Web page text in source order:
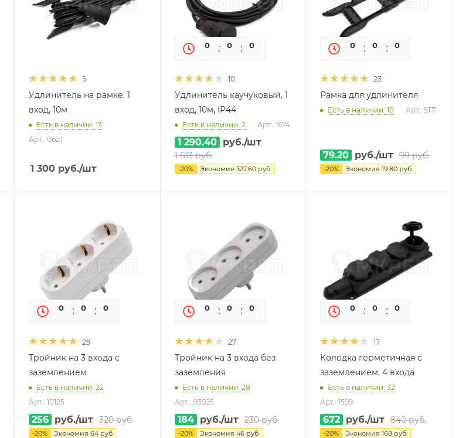
5
Удлинитель на рамке, 1
вход, 10м
Есть в наличии: 13
Арт.: 0621
1 300 руб./шт
0 0 0
10
Удлинитель каучуковый, 1
вход, 10м, IP44
Есть в наличии: 2 Арт.: 1674
1 290.40 руб./шт
1 613руб.
-20% Экономия 322.60руб.
0 0 0
23
Рамка для удлинителя
Есть в наличии: 10 Арт.: 5171
79.20 руб./шт 99руб.
-20% Экономия 19.80руб.
0 0 0
25
Тройник на 3 входа с
заземлением
Есть в наличии: 22
Арт.: 10125
256 руб./шт 320руб.
-20% Экономия64 руб.
0 0 0
27
Тройник на 3 входа без
заземления
Есть в наличии: 28
Арт.: 03925
184 руб./шт 230руб.
-20% Экономия 46руб.
0 0 0
17
Колодка герметичная с
заземлением, 4 входа
Есть в наличии: 32
Арт.: 1599
672 руб./шт 840руб.
-20% Экономия 168руб.